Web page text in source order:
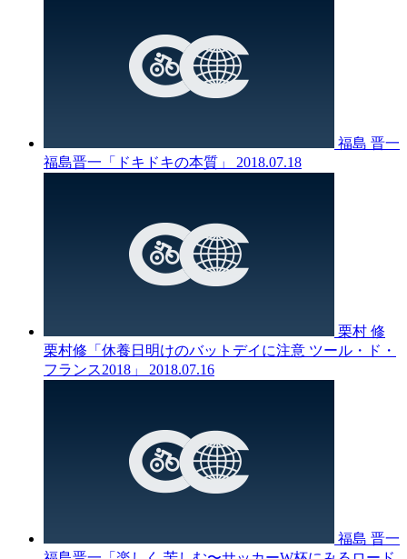
福島 晋一
福島晋一「ドキドキの本質」
2018.07.18
栗村 修
栗村修「休養日明けのバットデイに注意 ツール・ド・
フランス2018」
2018.07.16
福島 晋一